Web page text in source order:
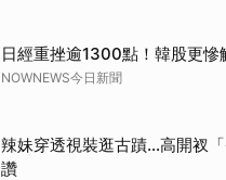
日經重挫逾1300點！韓股更慘
NOWNEWS今日新聞
辣妹穿透視裝逛古蹟…高開衩
讚